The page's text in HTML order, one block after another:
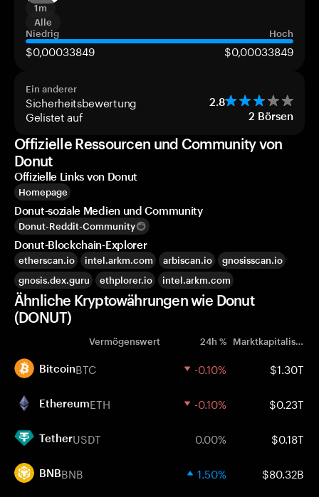
1m
Alle
Niedrig
Hoch
$0,00033849 $0,00033849
Ein anderer
Sicherheitsbewertung 2.8
Gelistet auf 2 Börsen
Offizielle Ressourcen und Community von
Donut
Offizielle Links von Donut
Homepage
Donut-soziale Medien und Community
Donut-Reddit-Community
Donut-Blockchain-Explorer
etherscan.io intel.arkm.com arbiscan.io
gnosisscan.io
gnosis.dex.guru
ethplorer.io intel.arkm.com
Ähnliche Kryptowährungen wie Donut
(DONUT)
Vermögenswert 24h % Marktkapitalisierung
BitcoinBTC -0.10% $1.30T
EthereumETH -0.10% $0.23T
TetherUSDT 0.00% $0.18T
BNBBNB 1.50% $80.32B